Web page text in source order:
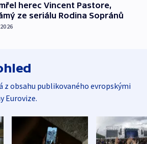
herec Vincent Pastore,
ze seriálu Rodina Sopránů
z obsahu publikovaného evropskými
Eurovize.